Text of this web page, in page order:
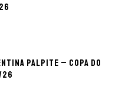
palpite – Copa do